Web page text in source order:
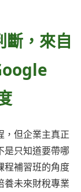
斷，來自
，但企業主真正
是只知道要帶哪
程補習班的角度
養未來財稅專業